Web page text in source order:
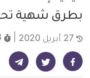
بطرق شهية
3
شارك على فيسبوك - ديلي ميديكال انفو شارك على تويتر - ديلي ميديكال انفو شارك على تيليجرام - ديلي ميديكال انفو